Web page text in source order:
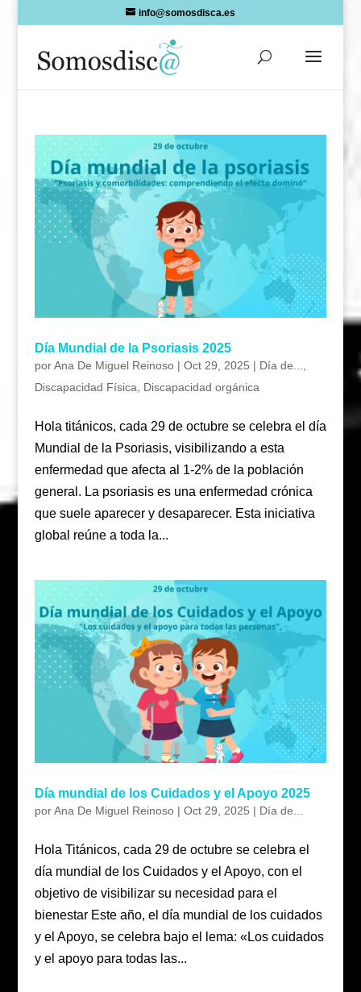
info@somosdisca.es
Día Mundial de la Psoriasis 2025
porAna De Miguel Reinoso| Oct 29, 2025 | Día de...
Discapacidad Física
Discapacidad orgánica
Hola titánicos, cada 29 de octubre se celebra el día
Mundial de la Psoriasis, visibilizando a esta
enfermedad que afecta al 1-2% de la población
general. La psoriasis es una enfermedad crónica
que suele aparecer y desaparecer. Esta iniciativa
global reúne a toda la...
Día mundial de los Cuidados y el Apoyo 2025
porAna De Miguel Reinoso| Oct 29, 2025 | Día de...
Hola Titánicos, cada 29 de octubre se celebra el
día mundial de los Cuidados y el Apoyo, con el
objetivo de visibilizar su necesidad para el
bienestar Este año, el día mundial de los cuidados
y el Apoyo, se celebra bajo el lema: «Los cuidados
y el apoyo para todas las...